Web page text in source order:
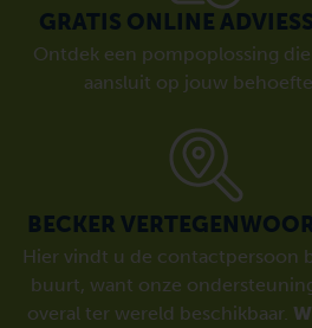
GRATIS ONLINE
Ontdek een pompoplossing
aansluit op jouw
BECKER
Hier vindt u de contactpersoon
buurt, want onze
overal ter wereld beschikbaar.